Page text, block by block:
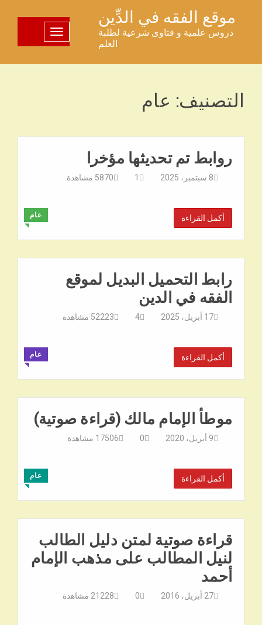
المحتوى
موقع الفقه في الدِّين
دروس علمية و فتاوى شرعية لطلبة
العلم
تبديل اللوحة
التصنيف: عام
روابط تم تحديثها مؤخرا
8 سبتمبر، 2025 1
5870 مشاهدة
عام
◥
أكمل القراءة
رابط التحميل البديل لموقع
الفقه في الدين
17 أبريل، 2025 4
52223 مشاهدة
عام
◥
أكمل القراءة
موطأ الإمام مالك (قراءة صوتية)
9 أبريل، 2020 0
17506 مشاهدة
عام
◥
أكمل القراءة
قراءة صوتية لمتن دليل الطالب
لنيل المطالب على مذهب الإمام
أحمد
27 أبريل، 2016 0
21228 مشاهدة